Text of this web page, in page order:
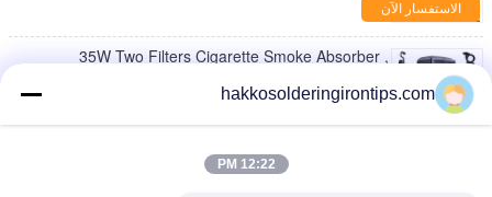
الاستفسار الآن
35W Two Filters Cigarette Smoke Absorber ,
الاستفسار الآن
Purify The Air Grey
hakkosolderingirontips.com
12:22 PM